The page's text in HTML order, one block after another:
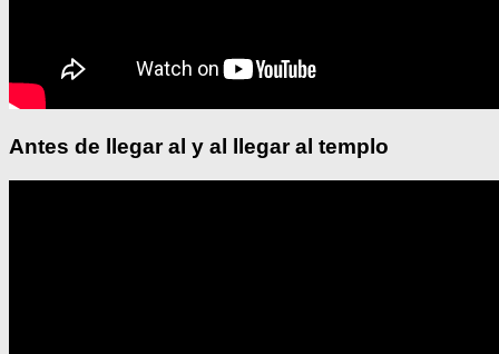
Antes de llegar al y al llegar al templo